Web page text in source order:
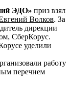
ЭДО» приз взял
Волков. За
дирекции
СберКорус.
уделили
работу
перечнем